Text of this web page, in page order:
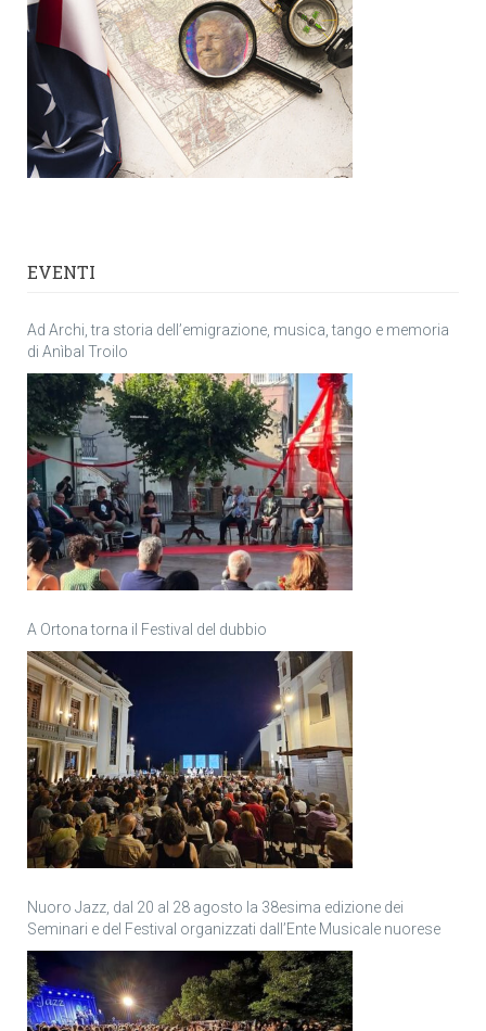
EVENTI
Ad Archi, tra storia dell’emigrazione, musica, tango e memoria
di Anìbal Troilo
A Ortona torna il Festival del dubbio
Nuoro Jazz, dal 20 al 28 agosto la 38esima edizione dei
Seminari e del Festival organizzati dall’Ente Musicale nuorese